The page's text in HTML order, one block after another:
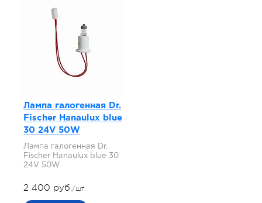
Лампа галогенная Dr.
Fischer Hanaulux blue
30 24V 50W
Лампа галогенная Dr.
Fischer Hanaulux blue 30
24V 50W
2 400 руб./шт.